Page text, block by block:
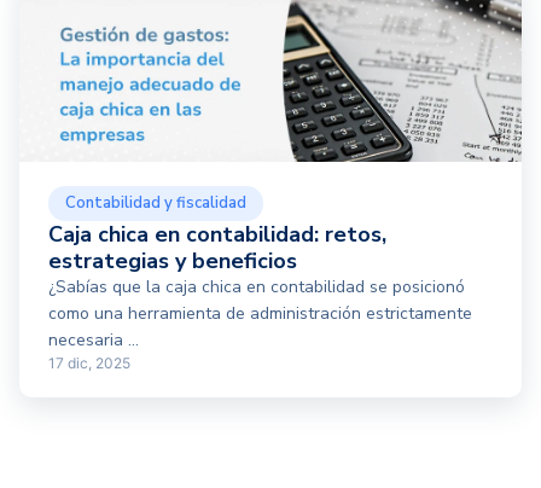
Contabilidad y fiscalidad
Caja chica en contabilidad: retos,
estrategias y beneficios
¿Sabías que la caja chica en contabilidad se posicionó
como una herramienta de administración estrictamente
necesaria ...
17 dic, 2025